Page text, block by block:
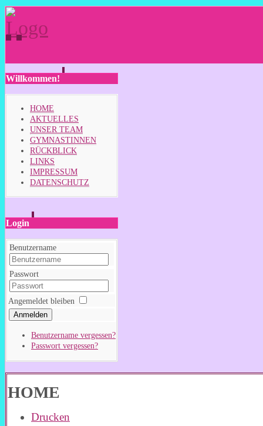
Willkommen!
HOME
AKTUELLES
UNSER TEAM
GYMNASTINNEN
RÜCKBLICK
LINKS
IMPRESSUM
DATENSCHUTZ
Login
Benutzername
Passwort
Angemeldet bleiben
Anmelden
Benutzername vergessen?
Passwort vergessen?
HOME
Drucken